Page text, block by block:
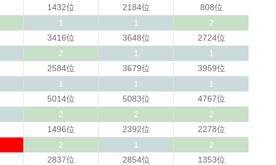
1432位
2184位
808位
1
3416位
1
3648位
2
2724位
2
2584位
1
3679位
1
3959位
1
5014位
1
5083位
1
4767位
2
1496位
2
2392位
2
2278位
2
2837位
1
2854位
2
1353位